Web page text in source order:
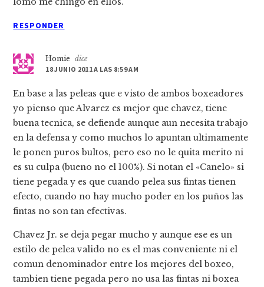
RESPONDER
Homie
dice
18 JUNIO 2011 A LAS 8:59 AM
En base a las peleas que e visto de ambos boxeadores
yo pienso que Alvarez es mejor que chavez, tiene
buena tecnica, se defiende aunque aun necesita trabajo
en la defensa y como muchos lo apuntan ultimamente
le ponen puros bultos, pero eso no le quita merito ni
es su culpa (bueno no el 100%). Si notan el «Canelo» si
tiene pegada y es que cuando pelea sus fintas tienen
efecto, cuando no hay mucho poder en los puños las
fintas no son tan efectivas.
Chavez Jr. se deja pegar mucho y aunque ese es un
estilo de pelea valido no es el mas conveniente ni el
comun denominador entre los mejores del boxeo,
tambien tiene pegada pero no usa las fintas ni boxea